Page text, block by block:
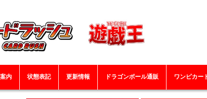
内 状態表記 更新情報 ドラゴンボール通販 ワンピカー